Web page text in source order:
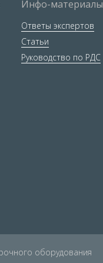
Инфо-материалы
Ответы экспертов
Статьи
Руководство по РДС
оборудования